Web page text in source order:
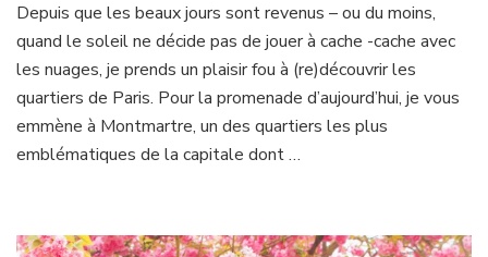
&
Dotty
à
Montmartre
Depuis que les beaux jours sont revenus – ou du moins,
quand le soleil ne décide pas de jouer à cache -cache avec
les nuages, je prends un plaisir fou à (re)découvrir les
quartiers de Paris. Pour la promenade d’aujourd’hui, je vous
emmène à Montmartre, un des quartiers les plus
emblématiques de la capitale dont …